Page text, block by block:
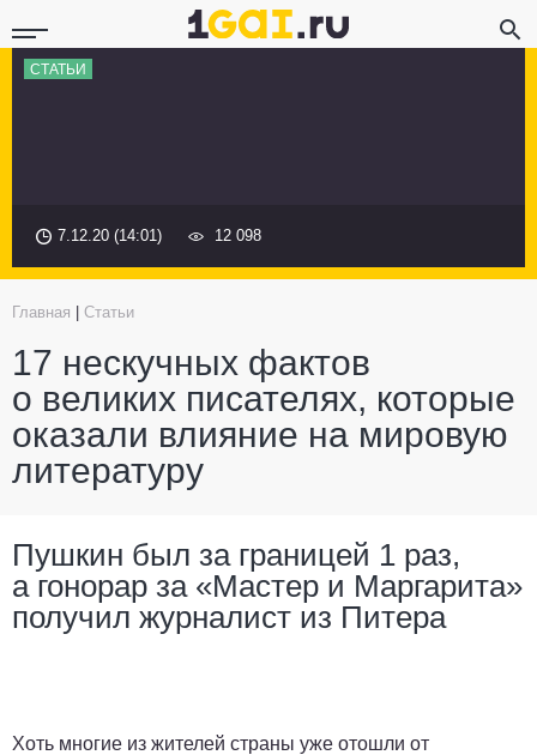
СТАТЬИ
7.12.20 (14:01) 12 098
Главная Статьи
17 нескучных фактов
о великих писателях, которые
оказали влияние на мировую
литературу
Пушкин был за границей 1 раз,
а гонорар за «Мастер и Маргарита»
получил журналист из Питера
Хоть многие из жителей страны уже отошли от